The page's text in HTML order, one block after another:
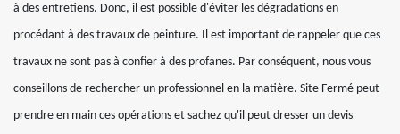
à des entretiens. Donc, il est possible d'éviter les dégradations en
procédant à des travaux de peinture. Il est important de rappeler que ces
travaux ne sont pas à confier à des profanes. Par conséquent, nous vous
conseillons de rechercher un professionnel en la matière. Site Fermé peut
prendre en main ces opérations et sachez qu'il peut dresser un devis